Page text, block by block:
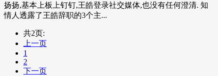
扬扬,基本上板上钉钉,王皓登录社交媒体,也没有任何澄清. 知
情人透露了王皓辞职的3个主...
共2页:
上一页
1
2
下一页